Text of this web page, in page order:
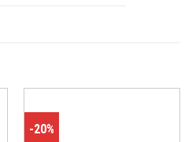
-20%